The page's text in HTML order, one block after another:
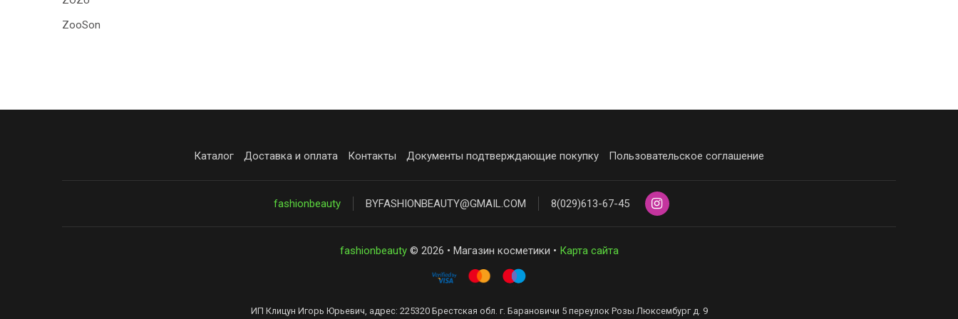
ZooSon
Каталог Доставка и оплата Контакты Документы подтверждающие покупку Пользовательское соглашение
fashionbeauty BYFASHIONBEAUTY@GMAIL.COM 8(029)613-67-45
fashionbeauty© 2026 • Магазин косметики • Карта сайта
ИП Клицун Игорь Юрьевич, адрес: 225320 Брестская обл. г. Барановичи 5 переулок Розы Люксембург д. 9